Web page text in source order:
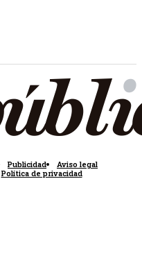
Publicidad
Aviso legal
Política de privacidad